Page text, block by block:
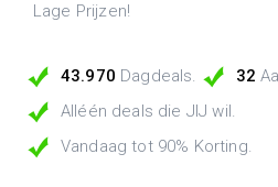
Lage Prijzen!
43.970 Dagdeals. 32
Alléén deals die JIJ wil.
Vandaag tot 90% Korting.